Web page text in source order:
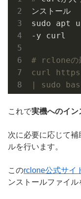
ンストール
sudo apt
-y curl
# rcloneの
curl
| sudo
これで実機へのイン
次に必要に応じて
ルを行います。
このrclone公式サイ
ンストールファイル